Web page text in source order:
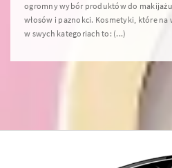
ogromny wybór produktów do
włosów i paznokci. Kosmetyki, które na
w swych kategoriach to: (...)